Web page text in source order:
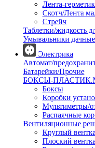
Лента-
Скотч/Лента
Стрейч
Таблетки/жидкость
Умывальники дачные
Электрика
Автомат/
Батарейки/Прочие
БОКСЫ-
Боксы
Коробки
Мультиметры/
Распаячные
Вентиляционные
Круглый
Плоский